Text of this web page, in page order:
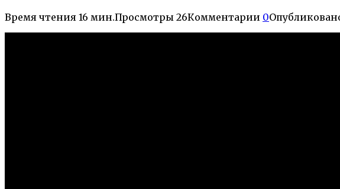
Время чтения 16 мин.Просмотры 26Комментарии 0